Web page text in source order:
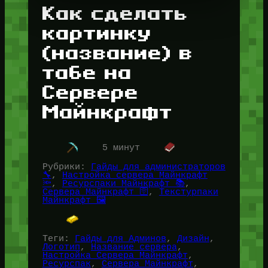
Как сделать
картинку
(название) в
табе на
Сервере
Майнкрафт
5 минут
Рубрики:
Гайды для администраторов
🔧 ,
Настройка сервера Майнкрафт
🔦, Ресурспаки Майнкрафт 📚
Сервера Майнкрафт 🛜 , Текстурпаки
Майнкрафт 🖼️
Теги: Гайды для Админов, Дизайн
Логотип, Название сервера
Настройка Сервера Майнкрафт
Ресурспак, Сервера Майнкрафт